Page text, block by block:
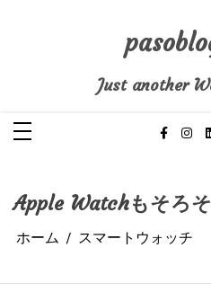
Just another
Apple Watchもそろ
ホーム スマートウォッチ